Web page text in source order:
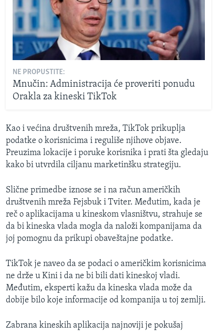
NE PROPUSTITE:
Mnučin: Administracija će proveriti ponudu
Orakla za kineski TikTok
Kao i većina društvenih mreža, TikTok prikuplja
podatke o korisnicima i reguliše njihove objave.
Preuzima lokacije i poruke korisnika i prati šta gledaju
kako bi utvrdila ciljanu marketinšku strategiju.
Slične primedbe iznose se i na račun američkih
društvenih mreža Fejsbuk i Tviter. Međutim, kada je
reč o aplikacijama u kineskom vlasništvu, strahuje se
da bi kineska vlada mogla da naloži kompanijama da
joj pomognu da prikupi obaveštajne podatke.
TikTok je naveo da se podaci o američkim korisnicima
ne drže u Kini i da ne bi bili dati kineskoj vladi.
Međutim, eksperti kažu da kineska vlada može da
dobije bilo koje informacije od kompanija u toj zemlji.
Zabrana kineskih aplikacija najnoviji je pokušaj